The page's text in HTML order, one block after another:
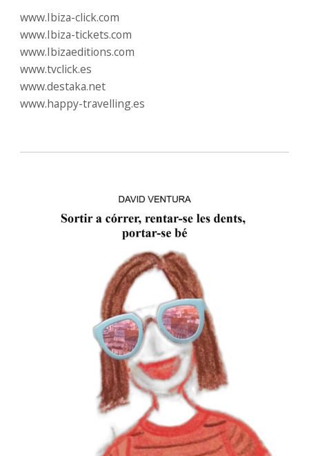
www.Ibiza-click.com
www.Ibiza-tickets.com
www.Ibizaeditions.com
www.tvclick.es
www.destaka.net
www.happy-travelling.es